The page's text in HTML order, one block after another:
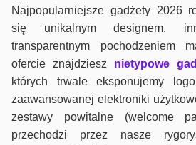
Najpopularniejsze gadżety 2026
się unikalnym designem,
transparentnym pochodzeniem
ofercie znajdziesz nietypowe
których trwale eksponujemy
zaawansowanej elektroniki
zestawy powitalne (welcome
przechodzi przez nasze